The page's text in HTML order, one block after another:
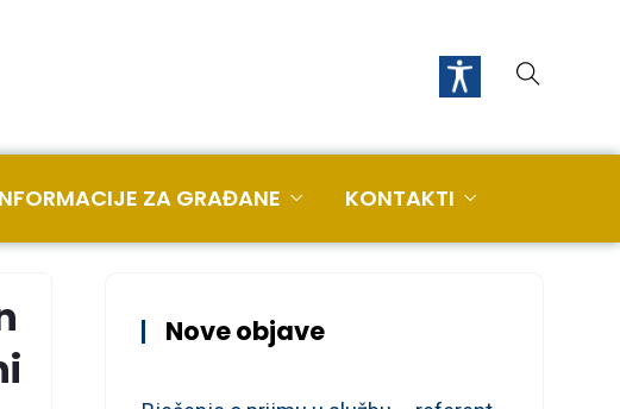
ZA GRAĐANE KONTAKTI
Nove objave